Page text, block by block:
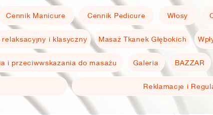
Cennik Manicure Cennik Pedicure Włosy
relaksacyjny i klasyczny Masaż Tkanek Głębokich
i przeciwwskazania do masażu Galeria BAZZAR
Reklamacje i